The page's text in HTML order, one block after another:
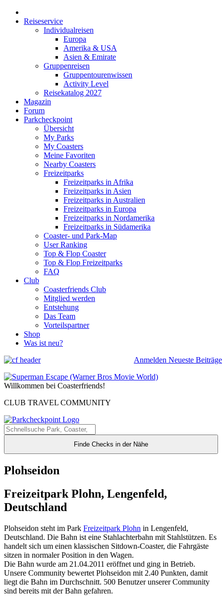
Reiseservice
Individualreisen
Europa
Amerika & USA
Asien & Emirate
Gruppenreisen
Gruppentourenwissen
Activity Level
Reisekatalog 2027
Magazin
Forum
Parkcheckpoint
Übersicht
My Parks
My Coasters
Meine Favoriten
Nearby Coasters
Freizeitparks
Freizeitparks in Afrika
Freizeitparks in Asien
Freizeitparks in Australien
Freizeitparks in Europa
Freizeitparks in Nordamerika
Freizeitparks in Südamerika
Coaster- und Park-Map
User Ranking
Top & Flop Coaster
Top & Flop Freizeitparks
FAQ
Club
Coasterfriends Club
Mitglied werden
Entstehung
Das Team
Vorteilspartner
Shop
Was ist neu?
Anmelden Neueste Beiträge
Willkommen bei Coasterfriends!
CLUB TRAVEL COMMUNITY
Finde Checks in der Nähe
Plohseidon
Freizeitpark Plohn, Lengenfeld,
Deutschland
Plohseidon steht im Park Freizeitpark Plohn in Lengenfeld,
Deutschland. Die Bahn ist eine Stahlachterbahn mit Stahlstützen. Es
handelt sich um einen klassischen Sitdown-Coaster, die Fahrgäste
sitzen in normaler Position in den Wagen.
Die Bahn wurde am 21.04.2011 eröffnet und ging in Betrieb.
Unsere Community bewertet Plohseidon mit 2.40 Punkten, damit
liegt die Bahn im Durchschnitt. 500 Benutzer unserer Community
sind bereits mit der Bahn gefahren.